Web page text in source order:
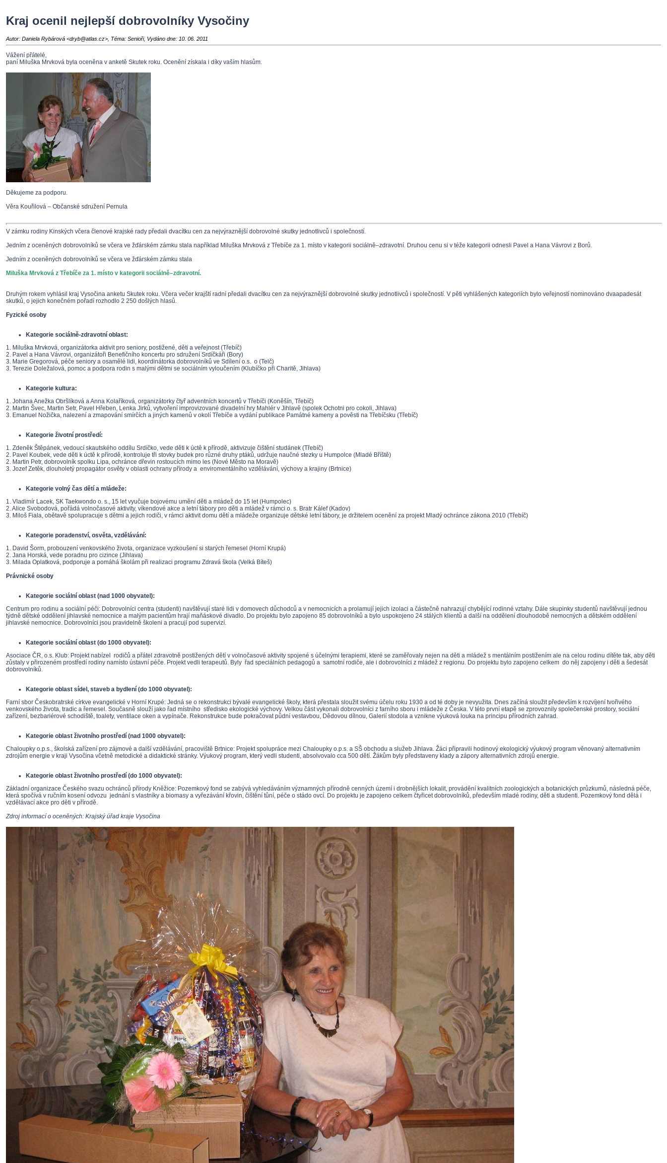
Kraj ocenil nejlepší dobrovolníky Vysočiny
Autor: Daniela Rybárová <dryb@atlas.cz>, Téma: Senioři, Vydáno dne: 10. 06. 2011
Vážení přátelé,
paní Miluška Mrvková byla oceněna v anketě Skutek roku. Ocenění získala i díky vaším hlasům.
Děkujeme za podporu.
Věra Kouřilová – Občanské sdružení Pernula
V zámku rodiny Kinských včera členové krajské rady předali dvacítku cen za nejvýraznější dobrovolné skutky jednotlivců i společností.
Jedním z oceněných dobrovolníků se včera ve žďárském zámku stala například Miluška Mrvková z Třebíče za 1. místo v kategorii sociálně–zdravotní. Druhou cenu si v téže kategorii odnesli Pavel a Hana Vávrovi z Borů.
Jedním z oceněných dobrovolníků se včera ve žďárském zámku stala
Miluška Mrvková z Třebíče za 1. místo v kategorii sociálně–zdravotní.
Druhým rokem vyhlásil kraj Vysočina anketu Skutek roku. Včera večer krajští radní předali dvacítku cen za nejvýraznější dobrovolné skutky jednotlivců i společností. V pěti vyhlášených kategoriích bylo veřejností nominováno dvaapadesát
skutků, o jejich konečném pořadí rozhodlo 2 250 došlých hlasů.
Fyzické osoby
Kategorie sociálně-zdravotní oblast:
1. Miluška Mrvková, organizátorka aktivit pro seniory, postižené, děti a veřejnost (Třebíč)
2. Pavel a Hana Vávrovi, organizátoři Benefičního koncertu pro sdružení Srdíčkáři (Bory)
3. Marie Gregorová, péče seniory a osamělé lidi, koordinátorka dobrovolníků ve Sdílení o.s. o (Telč)
3. Terezie Doležalová, pomoc a podpora rodin s malými dětmi se sociálním vyloučením (Klubíčko při Charitě, Jihlava)
Kategorie kultura:
1. Johana Anežka Obršlíková a Anna Kolaříková, organizátorky čtyř adventních koncertů v Třebíči (Koněšín, Třebíč)
2. Martin Švec, Martin Setr, Pavel Hřeben, Lenka Jirků, vytvoření improvizované divadelní hry Mahlér v Jihlavě (spolek Ochotni pro cokoli, Jihlava)
3. Emanuel Nožička, nalezení a zmapování smírčích a jiných kamenů v okolí Třebíče a vydání publikace Památné kameny a pověsti na Třebíčsku (Třebíč)
Kategorie životní prostředí:
1. Zdeněk Štěpánek, vedoucí skautského oddílu Srdíčko, vede děti k úctě k přírodě, aktivizuje čištění studánek (Třebíč)
2. Pavel Koubek, vede děti k úctě k přírodě, kontroluje tři stovky budek pro různé druhy ptáků, udržuje naučné stezky u Humpolce (Mladé Bříště)
2. Martin Petr, dobrovolník spolku Lipa, ochránce dřevin rostoucích mimo les (Nové Město na Moravě)
3. Jozef Zetěk, dlouholetý propagátor osvěty v oblasti ochrany přírody a enviromentálního vzdělávání, výchovy a krajiny (Brtnice)
Kategorie volný čas dětí a mládeže:
1. Vladimír Lacek, SK Taekwondo o. s., 15 let vyučuje bojovému umění děti a mládež do 15 let (Humpolec)
2. Alice Svobodová, pořádá volnočasové aktivity, víkendové akce a letní tábory pro děti a mládež v rámci o. s. Bratr Kálef (Kadov)
3. Miloš Fiala, obětavě spolupracuje s dětmi a jejich rodiči, v rámci aktivit domu dětí a mládeže organizuje dětské letní tábory, je držitelem ocenění za projekt Mladý ochránce zákona 2010 (Třebíč)
Kategorie poradenství, osvěta, vzdělávání:
1. David Šorm, probouzení venkovského života, organizace vyzkoušení si starých řemesel (Horní Krupá)
2. Jana Horská, vede poradnu pro cizince (Jihlava)
3. Milada Oplatková, podporuje a pomáhá školám při realizaci programu Zdravá škola (Velká Bíteš)
Právnické osoby
Kategorie sociální oblast (nad 1000 obyvatel):
Centrum pro rodinu a sociální péči: Dobrovolníci centra (studenti) navštěvují staré lidi v domovech důchodců a v nemocnicích a prolamují jejich izolaci a částečně nahrazují chybějící rodinné vztahy. Dále skupinky studentů navštěvují jednou
týdně dětské oddělení jihlavské nemocnice a malým pacientům hrají maňáskové divadlo. Do projektu bylo zapojeno 85 dobrovolníků a bylo uspokojeno 24 stálých klientů a další na oddělení dlouhodobě nemocných a dětském oddělení
jihlavské nemocnice. Dobrovolníci jsou pravidelně školeni a pracují pod supervizí.
Kategorie sociální oblast (do 1000 obyvatel):
Asociace ČR, o.s. Klub: Projekt nabízel rodičů a přátel zdravotně postižených dětí v volnočasové aktivity spojené s účelnými terapiemi, které se zaměřovaly nejen na děti a mládež s mentálním postižením ale na celou rodinu dítěte tak, aby děti
zůstaly v přirozeném prostředí rodiny namísto ústavní péče. Projekt vedli terapeutů. Byly řad speciálních pedagogů a samotní rodiče, ale i dobrovolníci z mládež z regionu. Do projektu bylo zapojeno celkem do něj zapojeny i děti a šedesát
dobrovolníků.
Kategorie oblast sídel, staveb a bydlení (do 1000 obyvatel):
Farní sbor Českobratrské církve evangelické v Horní Krupé: Jedná se o rekonstrukci bývalé evangelické školy, která přestala sloužit svému účelu roku 1930 a od té doby je nevyužita. Dnes začíná sloužit především k rozvíjení tvořivého
venkovského života, tradic a řemesel. Současně slouží jako řad místního středisko ekologické výchovy. Velkou část vykonali dobrovolníci z farního sboru i mládeže z Česka. V této první etapě se zprovoznily společenské prostory, sociální
zařízení, bezbariérové schodiště, toalety, ventilace oken a vypínače. Rekonstrukce bude pokračovat půdní vestavbou, Dědovou dílnou, Galerií stodola a vznikne výuková louka na principu přírodních zahrad.
Kategorie oblast životního prostředí (nad 1000 obyvatel):
Chaloupky o.p.s., školská zařízení pro zájmové a další vzdělávání, pracoviště Brtnice: Projekt spolupráce mezi Chaloupky o.p.s. a SŠ obchodu a služeb Jihlava. Žáci připravili hodinový ekologický výukový program věnovaný alternativním
zdrojům energie v kraji Vysočina včetně metodické a didaktické stránky. Výukový program, který vedli studenti, absolvovalo cca 500 dětí. Žákům byly představeny klady a zápory alternativních zdrojů energie.
Kategorie oblast životního prostředí (do 1000 obyvatel):
Základní organizace Českého svazu ochránců přírody Kněžice: Pozemkový fond se zabývá vyhledáváním významných přírodně cenných území i drobnějších lokalit, provádění kvalitních zoologických a botanických průzkumů, následná péče,
která spočívá v ručním kosení odvozu jednání s vlastníky a biomasy a vyřezávání křovin, čištění tůní, péče o stádo ovcí. Do projektu je zapojeno celkem čtyřicet dobrovolníků, především mladé rodiny, děti a studenti. Pozemkový fond dělá i
vzdělávací akce pro děti v přírodě.
Zdroj informací o oceněných: Krajský úřad kraje Vysočina